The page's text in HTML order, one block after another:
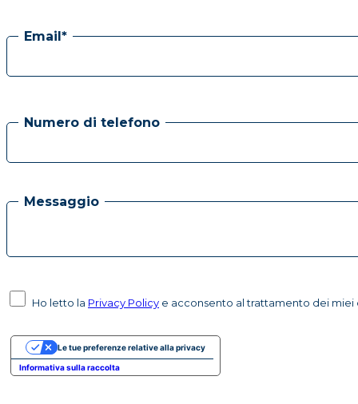
Email*
Numero di telefono
Messaggio
Ho letto la Privacy Policy e acconsento al trattamento dei miei
Informativa sulla raccolta
Le tue preferenze relative alla privacy